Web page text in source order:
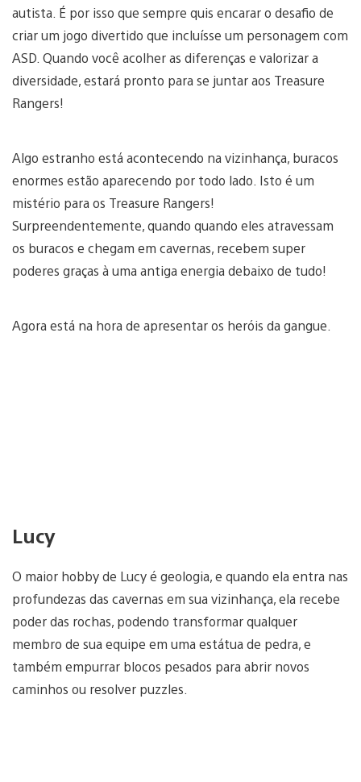
autista. É por isso que sempre quis encarar o desafio de
criar um jogo divertido que incluísse um personagem com
ASD. Quando você acolher as diferenças e valorizar a
diversidade, estará pronto para se juntar aos Treasure
Rangers!
Algo estranho está acontecendo na vizinhança, buracos
enormes estão aparecendo por todo lado. Isto é um
mistério para os Treasure Rangers!
Surpreendentemente, quando quando eles atravessam
os buracos e chegam em cavernas, recebem super
poderes graças à uma antiga energia debaixo de tudo!
Agora está na hora de apresentar os heróis da gangue.
Lucy
O maior hobby de Lucy é geologia, e quando ela entra nas
profundezas das cavernas em sua vizinhança, ela recebe
poder das rochas, podendo transformar qualquer
membro de sua equipe em uma estátua de pedra, e
também empurrar blocos pesados para abrir novos
caminhos ou resolver puzzles.